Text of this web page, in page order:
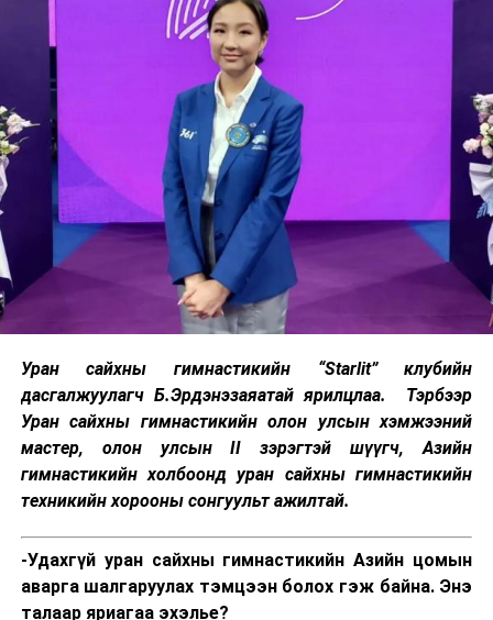
Уран сайхны гимнастикийн “Starlit” клубийн
дасгалжуулагч Б.Эрдэнэзаяатай ярилцлаа. Тэрбээр
Уран сайхны гимнастикийн олон улсын хэмжээний
мастер, олон улсын II зэрэгтэй шүүгч, Азийн
гимнастикийн холбоонд уран сайхны гимнастикийн
техникийн хорооны сонгуульт ажилтай.
-Удахгүй уран сайхны гимнастикийн Азийн цомын
аварга шалгаруулах тэмцээн болох гэж байна. Энэ
талаар яриагаа эхэлье?